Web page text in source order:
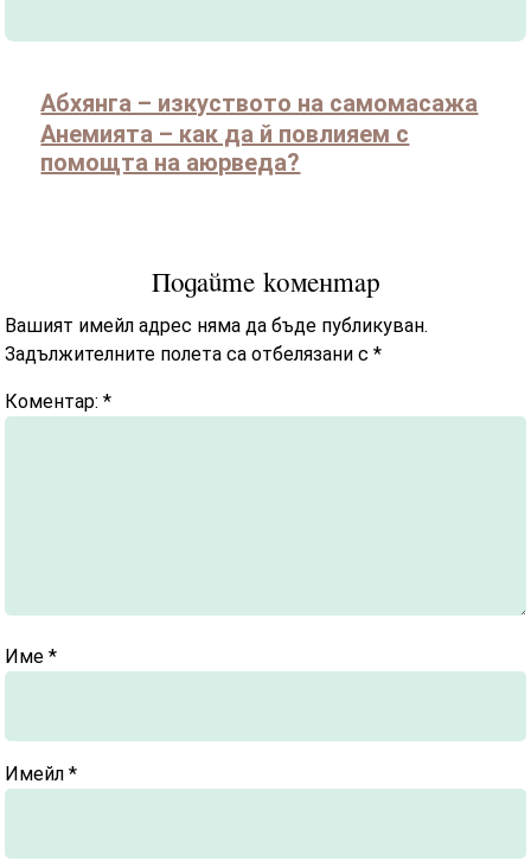
Абхянга – изкуството на самомасажа
Анемията – как да й повлияем с
помощта на аюрведа?
Подайте коментар
Вашият имейл адрес няма да бъде публикуван.
Задължителните полета са отбелязани с*
Коментар:*
Име*
Имейл*